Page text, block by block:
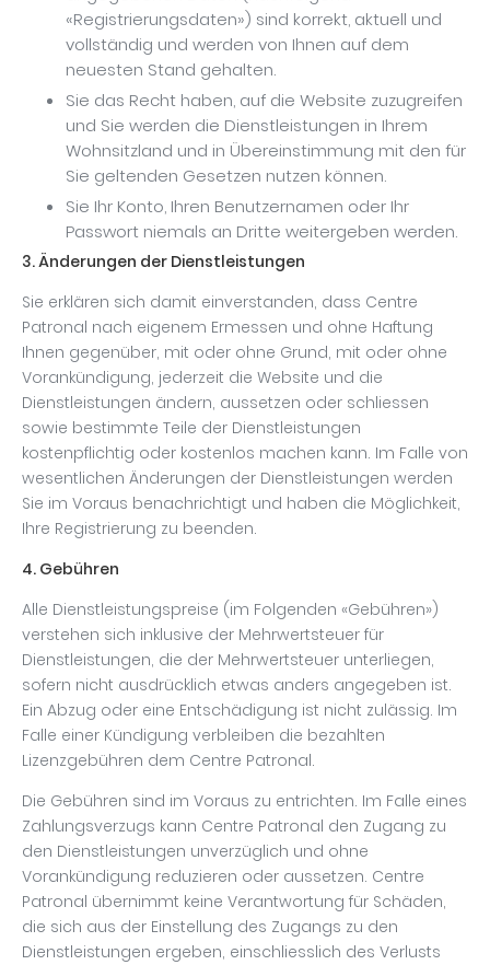
«Registrierungsdaten») sind korrekt, aktuell und
vollständig und werden von Ihnen auf dem
neuesten Stand gehalten.
Sie das Recht haben, auf die Website zuzugreifen
und Sie werden die Dienstleistungen in Ihrem
Wohnsitzland und in Übereinstimmung mit den für
Sie geltenden Gesetzen nutzen können.
Sie Ihr Konto, Ihren Benutzernamen oder Ihr
Passwort niemals an Dritte weitergeben werden.
3. Änderungen der Dienstleistungen
Sie erklären sich damit einverstanden, dass Centre
Patronal nach eigenem Ermessen und ohne Haftung
Ihnen gegenüber, mit oder ohne Grund, mit oder ohne
Vorankündigung, jederzeit die Website und die
Dienstleistungen ändern, aussetzen oder schliessen
sowie bestimmte Teile der Dienstleistungen
kostenpflichtig oder kostenlos machen kann. Im Falle von
wesentlichen Änderungen der Dienstleistungen werden
Sie im Voraus benachrichtigt und haben die Möglichkeit,
Ihre Registrierung zu beenden.
4. Gebühren
Alle Dienstleistungspreise (im Folgenden «Gebühren»)
verstehen sich inklusive der Mehrwertsteuer für
Dienstleistungen, die der Mehrwertsteuer unterliegen,
sofern nicht ausdrücklich etwas anders angegeben ist.
Ein Abzug oder eine Entschädigung ist nicht zulässig. Im
Falle einer Kündigung verbleiben die bezahlten
Lizenzgebühren dem Centre Patronal.
Die Gebühren sind im Voraus zu entrichten. Im Falle eines
Zahlungsverzugs kann Centre Patronal den Zugang zu
den Dienstleistungen unverzüglich und ohne
Vorankündigung reduzieren oder aussetzen. Centre
Patronal übernimmt keine Verantwortung für Schäden,
die sich aus der Einstellung des Zugangs zu den
Dienstleistungen ergeben, einschliesslich des Verlusts